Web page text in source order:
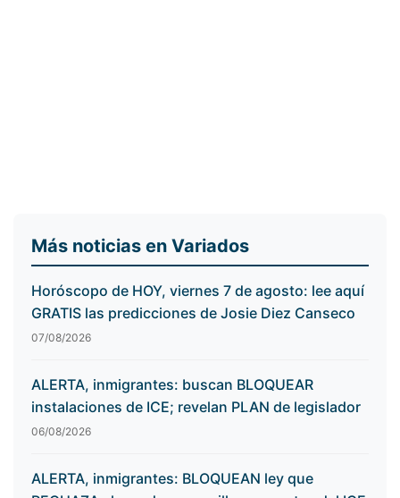
Más noticias en Variados
Horóscopo de HOY, viernes 7 de agosto: lee aquí
GRATIS las predicciones de Josie Diez Canseco
07/08/2026
ALERTA, inmigrantes: buscan BLOQUEAR
instalaciones de ICE; revelan PLAN de legislador
06/08/2026
ALERTA, inmigrantes: BLOQUEAN ley que